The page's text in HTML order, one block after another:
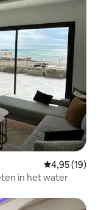
Gemiddelde
4,95 (19)
in het water